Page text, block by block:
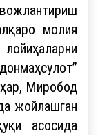
молия
Миробод
жойлашган
асосида